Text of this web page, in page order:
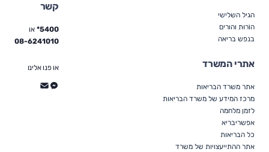
הגיל השלישי
הוֹרוּת והורים
בנפש בריאה
אתרי המשרד
אתר משרד הבריאות
מרכז המידע של משרד הבריאות
לזמן מלחמה
אפשריבריא
כל הבריאות
אתר ההתייעצויות של משרד
קשר
5400* או
08-6241010
או פנו אלינו